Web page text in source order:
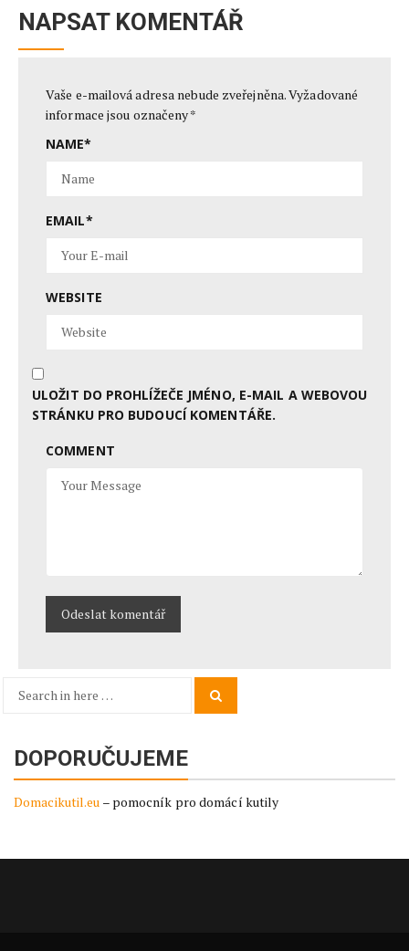
NAPSAT KOMENTÁŘ
Vaše e-mailová adresa nebude zveřejněna.Vyžadované
informace jsou označeny*
NAME*
EMAIL*
WEBSITE
ULOŽIT DO PROHLÍŽEČE JMÉNO, E-MAIL A WEBOVOU
STRÁNKU PRO BUDOUCÍ KOMENTÁŘE.
COMMENT
Search
DOPORUČUJEME
Domacikutil.eu – pomocník pro domácí kutily